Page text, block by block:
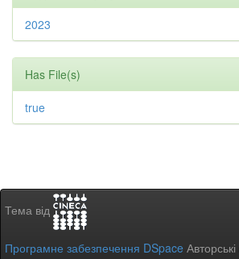
2023
Has File(s)
true
Тема від
Програмне забезпечення DSpace